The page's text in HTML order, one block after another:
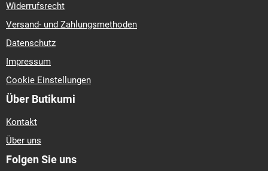
Widerrufsrecht
Versand- und Zahlungsmethoden
Datenschutz
Impressum
Cookie Einstellungen
Über Butikumi
Kontakt
Über uns
Folgen Sie uns